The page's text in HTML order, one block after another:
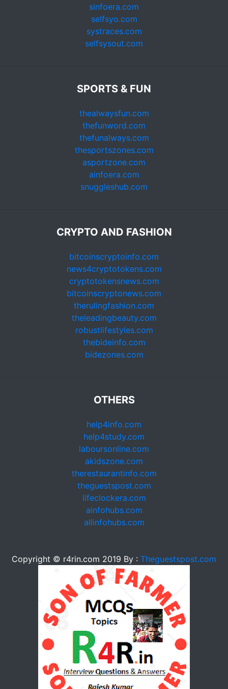
sinfoera.com
selfsyo.com
systraces.com
selfsysout.com
SPORTS & FUN
thealwaysfun.com
thefunword.com
thefunalways.com
thesportszones.com
asportzone.com
ainfoera.com
snuggleshub.com
CRYPTO AND FASHION
bitcoinscryptoinfo.com
news4cryptotokens.com
cryptotokensnews.com
bitcoinscryptonews.com
therulingfashion.com
theleadingbeauty.com
robustlifestyles.com
thebideinfo.com
bidezones.com
OTHERS
help4info.com
help4study.com
laboursonline.com
akidszone.com
therestaurantinfo.com
theguestspost.com
lifeclockera.com
ainfohubs.com
allinfohubs.com
Copyright © r4rin.com 2019 By : Theguestspost.com